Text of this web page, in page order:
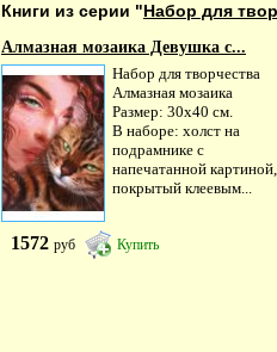
Книги из серии "Набор для
Алмазная мозаика Девушка с...
Набор для творчества
Алмазная мозаика
Размер: 30х40 см.
В наборе: холст на
подрамнике с
напечатанной картиной,
покрытый клеевым...
1572 руб Купить